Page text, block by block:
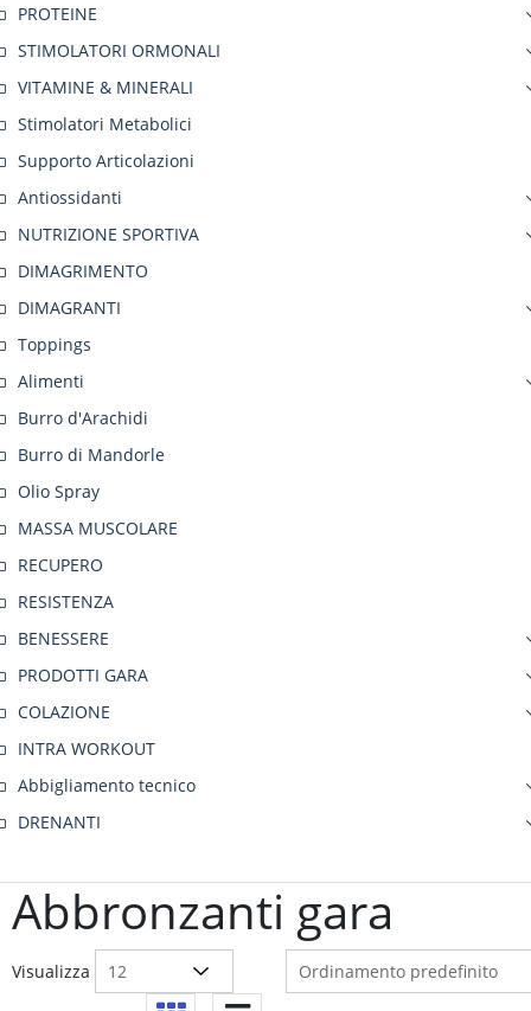
Abbronzanti gara
Visualizza
PROTEINE
STIMOLATORI ORMONALI
VITAMINE & MINERALI
Stimolatori Metabolici
Supporto Articolazioni
Antiossidanti
NUTRIZIONE SPORTIVA
DIMAGRIMENTO
DIMAGRANTI
Toppings
Alimenti
Burro d'Arachidi
Burro di Mandorle
Olio Spray
MASSA MUSCOLARE
RECUPERO
RESISTENZA
BENESSERE
PRODOTTI GARA
COLAZIONE
INTRA WORKOUT
Abbigliamento tecnico
DRENANTI